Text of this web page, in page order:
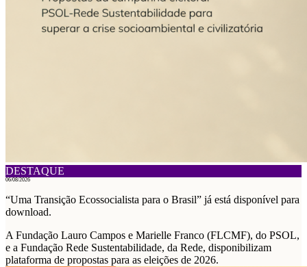
DESTAQUE
06/08/2026
“Uma Transição Ecossocialista para o Brasil” já está disponível para
download.
A Fundação Lauro Campos e Marielle Franco (FLCMF), do PSOL,
e a Fundação Rede Sustentabilidade, da Rede, disponibilizam
plataforma de propostas para as eleições de 2026.